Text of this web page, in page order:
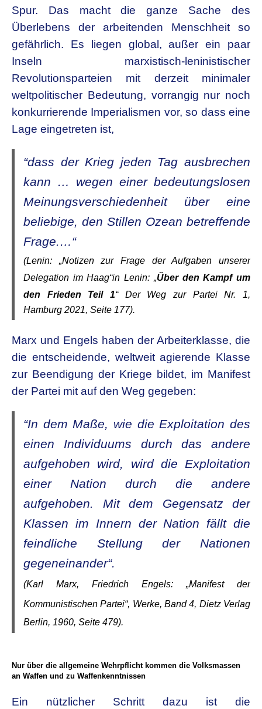
Spur. Das macht die ganze Sache des
Überlebens der arbeitenden Menschheit so
gefährlich. Es liegen global, außer ein paar
Inseln marxistisch-leninistischer
Revolutionsparteien mit derzeit minimaler
weltpolitischer Bedeutung, vorrangig nur noch
konkurrierende Imperialismen vor, so dass eine
Lage eingetreten ist,
“dass der Krieg jeden Tag ausbrechen
kann … wegen einer bedeutungslosen
Meinungsverschiedenheit über eine
beliebige, den Stillen Ozean betreffende
Frage.…“
(Lenin: „Notizen zur Frage der Aufgaben unserer
Delegation im Haag“in Lenin: „Über den Kampf um
den Frieden Teil 1“ Der Weg zur Partei Nr. 1,
Hamburg 2021, Seite 177).
Marx und Engels haben der Arbeiterklasse, die
die entscheidende, weltweit agierende Klasse
zur Beendigung der Kriege bildet, im Manifest
der Partei mit auf den Weg gegeben:
“In dem Maße, wie die Exploitation des
einen Individuums durch das andere
aufgehoben wird, wird die Exploitation
einer Nation durch die andere
aufgehoben. Mit dem Gegensatz der
Klassen im Innern der Nation fällt die
feindliche Stellung der Nationen
gegeneinander“.
(Karl Marx, Friedrich Engels: „Manifest der
Kommunistischen Partei“, Werke, Band 4, Dietz Verlag
Berlin, 1960, Seite 479).
Nur über die allgemeine Wehrpflicht kommen die Volksmassen
an Waffen und zu Waffenkenntnissen
Ein nützlicher Schritt dazu ist die